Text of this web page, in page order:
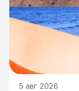
5 авг 2026